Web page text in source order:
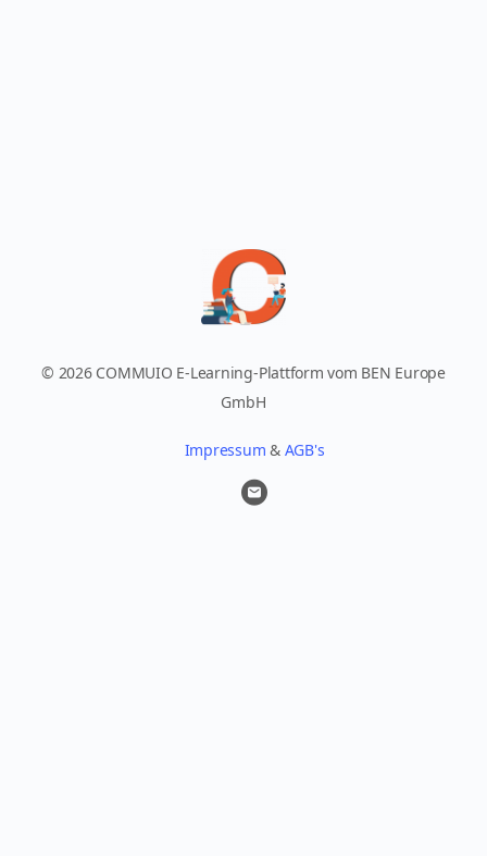
© 2026 COMMUIO E-Learning-Plattform vom BEN Europe
GmbH
Impressum & AGB's